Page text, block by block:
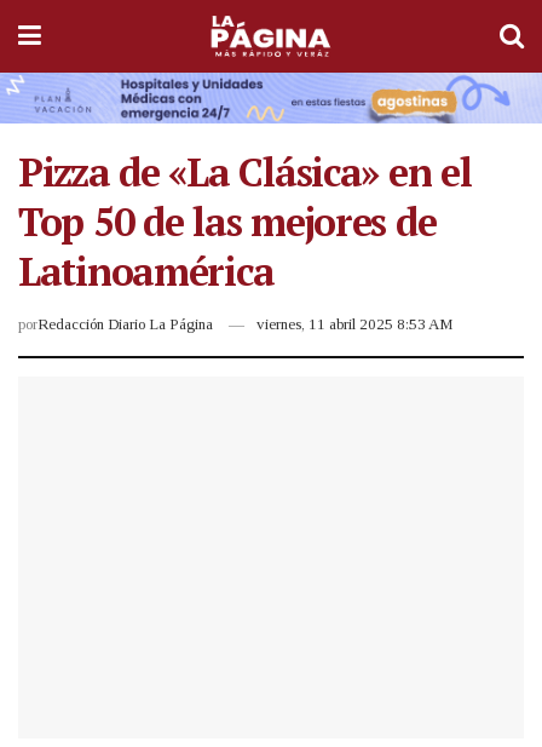
Pizza de «La Clásica» en el
Top 50 de las mejores de
Latinoamérica
porRedacción Diario La Página viernes, 11 abril 2025 8:53 AM